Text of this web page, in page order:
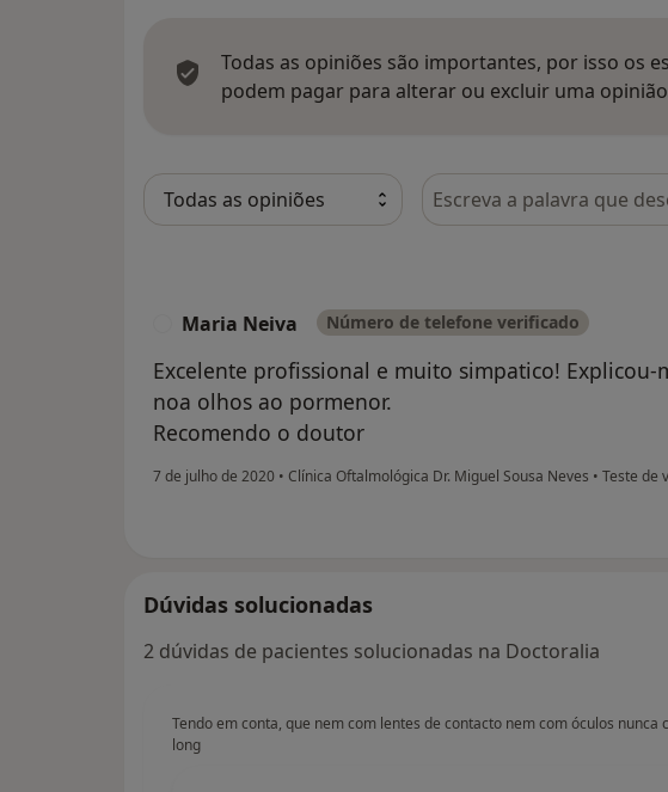
Todas as opiniões são importantes, por isso os
podem pagar para alterar ou excluir uma
Pesquisar em opiniões
Maria Neiva Número de telefone verificado
Excelente profissional e muito simpatico!
noa olhos ao pormenor.
Recomendo o doutor
7 de julho de 2020 • Clínica Oftalmológica Dr. Miguel Sousa Neves • Teste de
Dúvidas solucionadas
2 dúvidas de pacientes solucionadas na Doctoralia
Tendo em conta, que nem com lentes de contacto nem com óculos nunca
long